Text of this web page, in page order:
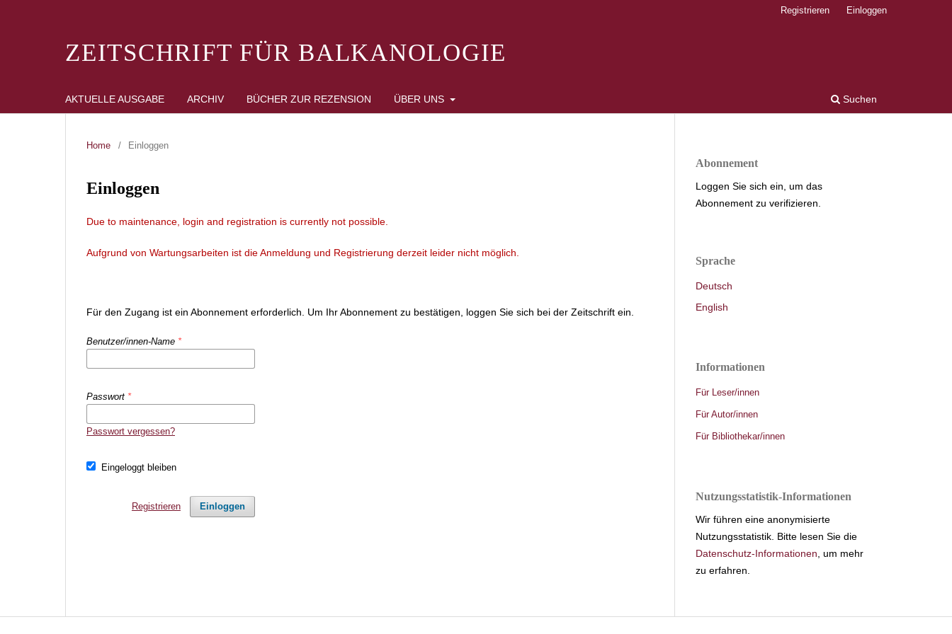
ZEITSCHRIFT FÜR BALKANOLOGIE
AKTUELLE AUSGABE ARCHIV BÜCHER ZUR REZENSION ÜBER UNS Suchen
Registrieren Einloggen
Home / Einloggen
Einloggen
Due to maintenance, login and registration is currently not possible.
Aufgrund von Wartungsarbeiten ist die Anmeldung und Registrierung derzeit leider nicht möglich.
Für den Zugang ist ein Abonnement erforderlich. Um Ihr Abonnement zu bestätigen, loggen Sie sich bei der Zeitschrift ein.
Benutzer/innen-Name *
Passwort *
Passwort vergessen?
Eingeloggt bleiben
Einloggen
Registrieren
Abonnement
Loggen Sie sich ein, um das
Abonnement zu verifizieren.
Sprache
Deutsch
English
Informationen
Für Leser/innen
Für Autor/innen
Für Bibliothekar/innen
Nutzungsstatistik-Informationen
Wir führen eine anonymisierte
Nutzungsstatistik. Bitte lesen Sie die
Datenschutz-Informationen , um mehr
zu erfahren.